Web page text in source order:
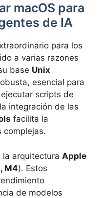
macOS para
de IA
para los
a varias razones
base Unix
esencial para
scripts de
integración de las
facilita la
complejas.
arquitectura Apple
M4). Estos
de modelos